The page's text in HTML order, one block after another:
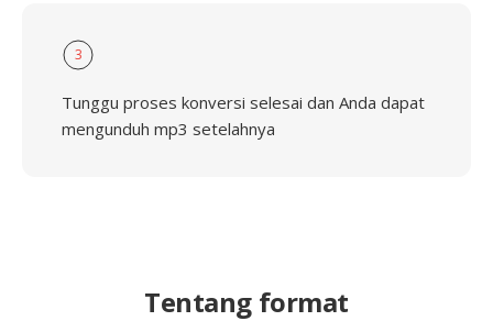
3
Tunggu proses konversi selesai dan Anda dapat
mengunduh mp3 setelahnya
Tentang format